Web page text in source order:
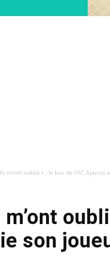
m’ont oublié » : le bus de l’AC Ajaccio
son